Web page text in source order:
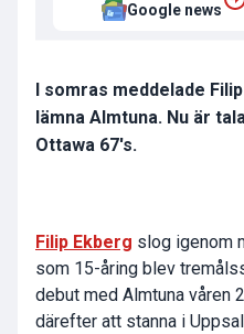
Google news
I somras meddelade
lämna Almtuna. Nu är
Ottawa 67's.
Filip Ekberg slog igenom
som 15-åring blev
debut med Almtuna våren
därefter att stanna i